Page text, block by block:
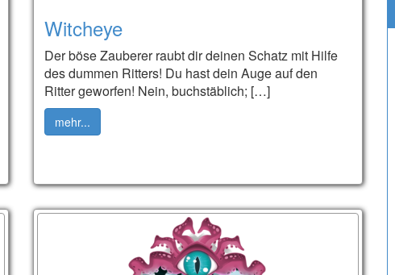
Witcheye
Der böse Zauberer raubt dir deinen Schatz mit Hilfe
des dummen Ritters! Du hast dein Auge auf den
Ritter geworfen! Nein, buchstäblich; […]
mehr...